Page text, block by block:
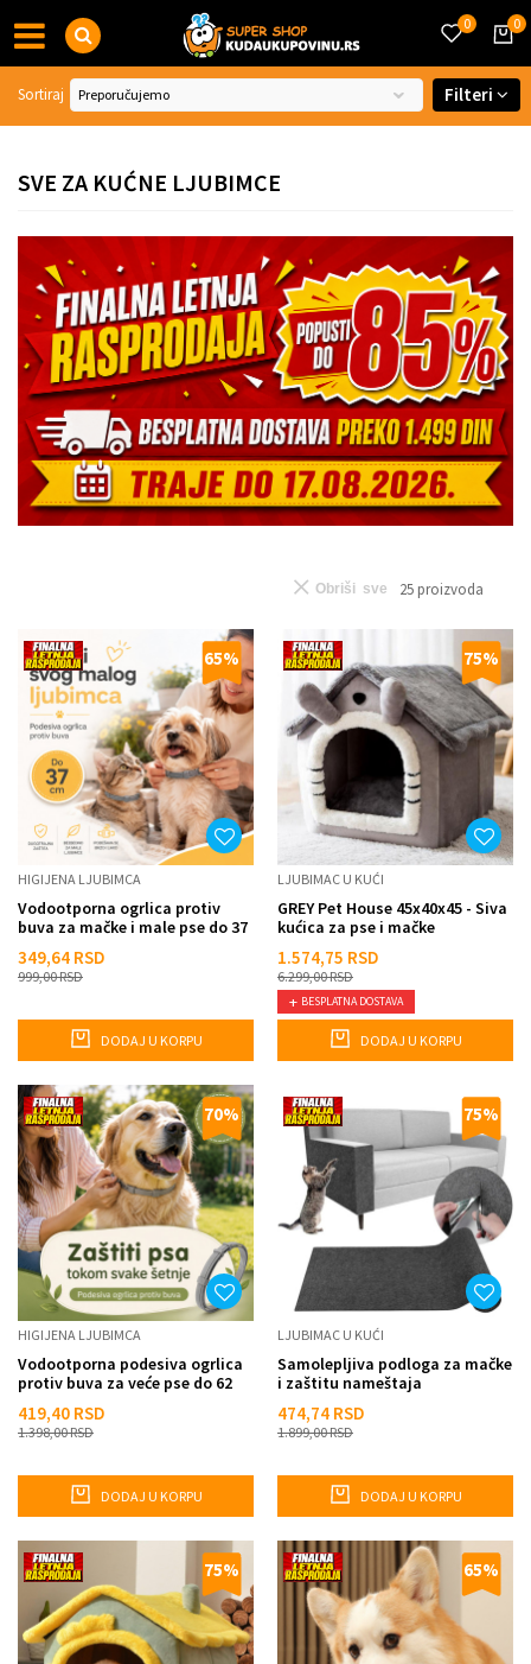
0
0
SVE ZA KUĆNE LJUBIMCE
Sortiraj Filteri
25 proizvoda
Obriši sve
65%
HIGIJENA LJUBIMCA
Vodootporna ogrlica protiv
buva za mačke i male pse do 37
349,64 RSD
999,00RSD
DODAJ U KORPU
75%
LJUBIMAC U KUĆI
GREY Pet House 45x40x45 - Siva
kućica za pse i mačke
1.574,75 RSD
6.299,00RSD
BESPLATNA DOSTAVA
DODAJ U KORPU
70%
HIGIJENA LJUBIMCA
Vodootporna podesiva ogrlica
protiv buva za veće pse do 62
419,40 RSD
1.398,00RSD
DODAJ U KORPU
75%
LJUBIMAC U KUĆI
Samolepljiva podloga za mačke
i zaštitu nameštaja
474,74 RSD
1.899,00RSD
DODAJ U KORPU
75% 65%